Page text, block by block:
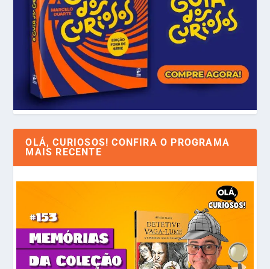
OLÁ, CURIOSOS! CONFIRA O PROGRAMA
MAIS RECENTE